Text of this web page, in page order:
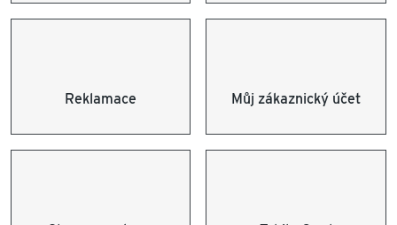
Reklamace Můj zákaznický účet